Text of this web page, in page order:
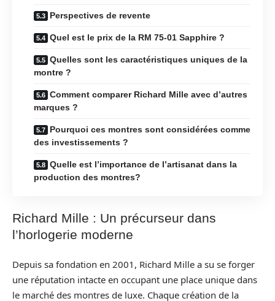
Perspectives de revente
Quel est le prix de la RM 75-01 Sapphire ?
Quelles sont les caractéristiques uniques de la
montre ?
Comment comparer Richard Mille avec d’autres
marques ?
Pourquoi ces montres sont considérées comme
des investissements ?
Quelle est l’importance de l’artisanat dans la
production des montres?
Richard Mille : Un précurseur dans
l’horlogerie moderne
Depuis sa fondation en 2001, Richard Mille a su se forger
une réputation intacte en occupant une place unique dans
le marché des montres de luxe. Chaque création de la